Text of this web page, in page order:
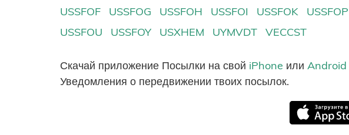
USSFOF
USSFOG USSFOH USSFOI USSFOK USSFOP
USSFOU
USSFOY USXHEM UYMVDT VECCST
Скачай приложение Посылки на свой iPhone или Android
Уведомления о передвижении твоих посылок.